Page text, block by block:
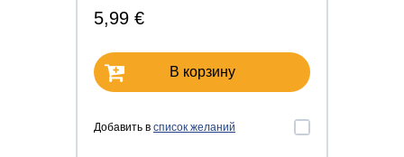
5,99 €
В корзину
Добавить в список желаний